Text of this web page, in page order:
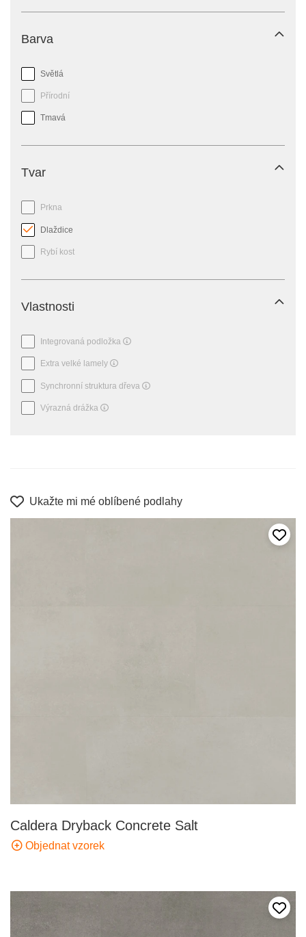
Barva
Světlá
Přírodní
Tmavá
Tvar
Prkna
Dlaždice
Rybí kost
Vlastnosti
Integrovaná podložka
Extra velké lamely
Synchronní struktura dřeva
Výrazná drážka
Ukažte mi mé oblíbené podlahy
Caldera Dryback Concrete Salt
Objednat vzorek